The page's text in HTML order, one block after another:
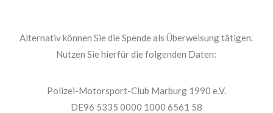
Alternativ können Sie die Spende als Überweisung tätigen.
Nutzen Sie hierfür die folgenden Daten:
Polizei-Motorsport-Club Marburg 1990 e.V.
DE96 5335 0000 1000 6561 58